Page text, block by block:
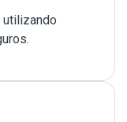
utilizando